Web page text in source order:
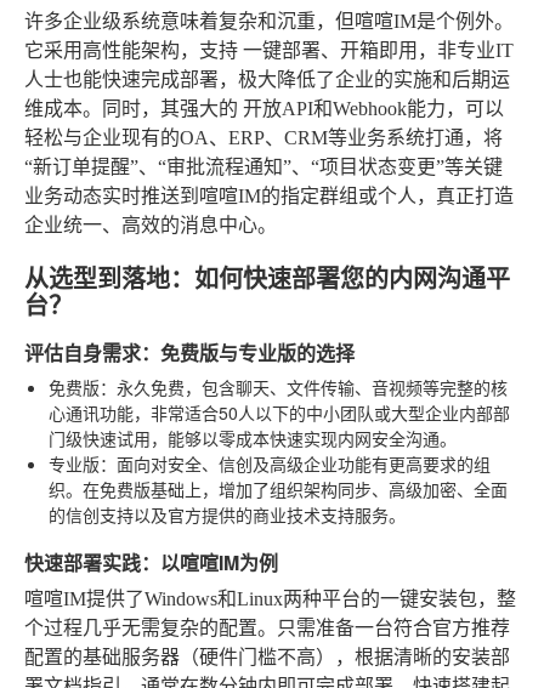
许多企业级系统意味着复杂和沉重，但喧喧IM是个例外。
它采用高性能架构，支持 一键部署、开箱即用 ，非专业IT
人士也能快速完成部署，极大降低了企业的实施和后期运
维成本。同时，其强大的 开放API和Webhook能力，可以
轻松与企业现有的OA、ERP、CRM等业务系统打通，将
“新订单提醒”、“审批流程通知”、“项目状态变更”等关键
业务动态实时推送到喧喧IM的指定群组或个人，真正打造
企业统一、高效的消息中心。
从选型到落地：如何快速部署您的内网沟通平
台？
评估自身需求：免费版与专业版的选择
免费版：永久免费，包含聊天、文件传输、音视频等完整的核
心通讯功能，非常适合50人以下的中小团队或大型企业内部部
门级快速试用，能够以零成本快速实现内网安全沟通。
专业版：面向对安全、信创及高级企业功能有更高要求的组
织。在免费版基础上，增加了组织架构同步、高级加密、全面
的信创支持以及官方提供的商业技术支持服务。
快速部署实践：以喧喧IM为例
喧喧IM提供了Windows和Linux两种平台的一键安装包，整
个过程几乎无需复杂的配置。只需准备一台符合官方推荐
配置的基础服务器（硬件门槛不高），根据清晰的安装部